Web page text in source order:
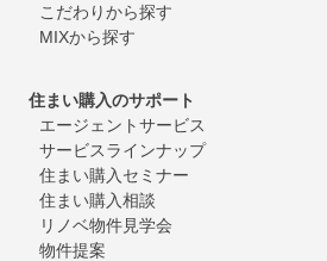
こだわりから探す
MIXから探す
住まい購入のサポート
エージェントサービス
サービスラインナップ
住まい購入セミナー
住まい購入相談
リノベ物件見学会
物件提案